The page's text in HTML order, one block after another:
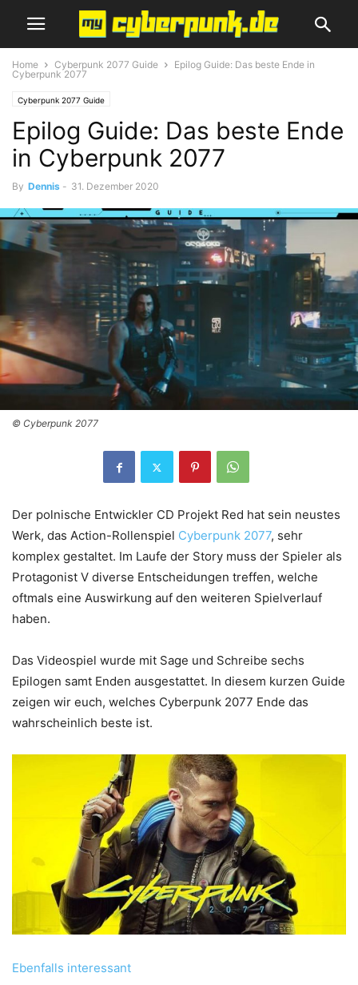
Home Cyberpunk 2077 Guide
Epilog Guide: Das beste Ende in
Cyberpunk 2077
Cyberpunk 2077 Guide
Epilog Guide: Das beste Ende
in Cyberpunk 2077
By Dennis - 31. Dezember 2020
© Cyberpunk 2077
Der polnische Entwickler CD Projekt Red hat sein neustes
Werk, das Action-Rollenspiel Cyberpunk 2077, sehr
komplex gestaltet. Im Laufe der Story muss der Spieler als
Protagonist V diverse Entscheidungen treffen, welche
oftmals eine Auswirkung auf den weiteren Spielverlauf
haben.
Das Videospiel wurde mit Sage und Schreibe sechs
Epilogen samt Enden ausgestattet. In diesem kurzen Guide
zeigen wir euch, welches Cyberpunk 2077 Ende das
wahrscheinlich beste ist.
Ebenfalls interessant